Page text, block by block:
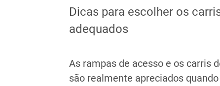
Dicas para escolher os
adequados
As rampas de acesso e os carris
são realmente apreciados